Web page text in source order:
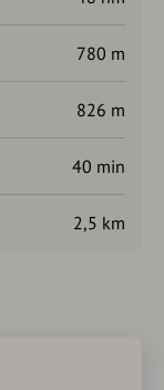
780 m
826 m
40 min
2,5 km